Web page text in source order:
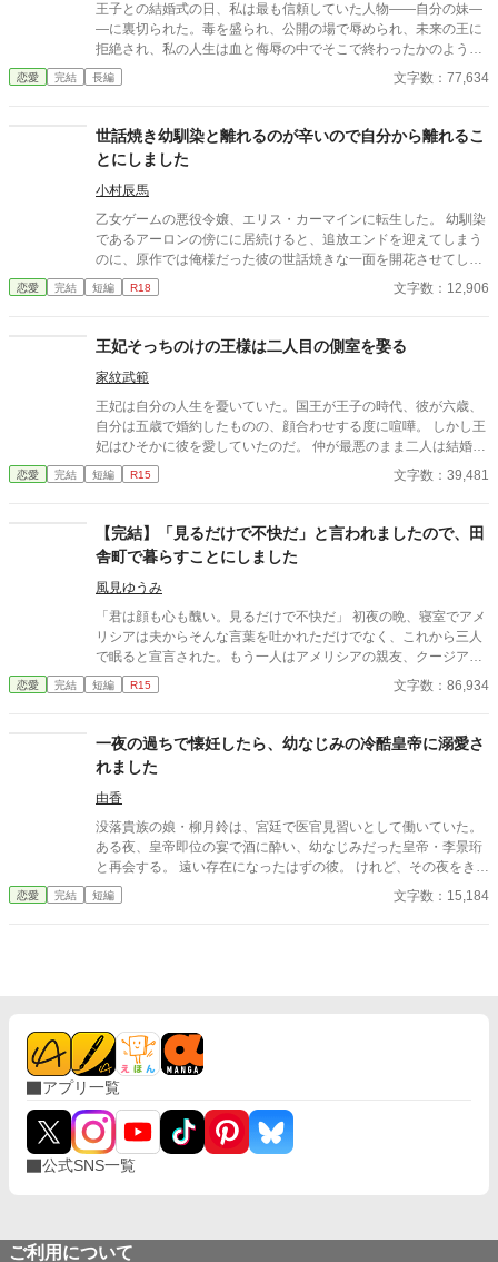
王子との結婚式の日、私は最も信頼していた人物――自分の妹―
―に裏切られた。毒を盛られ、公開の場で辱められ、未来の王に
拒絶され、私の人生は血と侮辱の中でそこで終わったかのように
思えた。しかし、死が私を迎えたとき、不可能なことが起きた―
―私は同じ回廊で、祭壇の前で目を覚まし、あらゆる涙、嘘、そ
得た私は、ただ一つの使命を持つ――真実を突き止め、奪われた
ものを取り戻し、私を破滅させた者たちにその代償を払わせる。
もはや、何も以前のままではない。何も許されない。
恋愛 完結 長編 文字数：77,634
世話焼き幼馴染と離れるのが辛いので自分から離れるこ
とにしました
小村辰馬
乙女ゲームの悪役令嬢、エリス・カーマインに転生した。 幼馴染
であるアーロンの傍にに居続けると、追放エンドを迎えてしまう
のに、原作では俺様だった彼の世話焼きな一面を開花させてしま
い、居心地の良い彼のそばを離れるのが辛くなってしまう。 なら
ば彼の代わりに男友達を作ろうと画策するがーー
恋愛 完結 短編 R18 文字数：12,906
王妃そっちのけの王様は二人目の側室を娶る
家紋武範
王妃は自分の人生を憂いていた。国王が王子の時代、彼が六歳、
自分は五歳で婚約したものの、顔合わせする度に喧嘩。 しかし王
妃はひそかに彼を愛していたのだ。 仲が最悪のまま二人は結婚
し、結婚生活が始まるが当然国王は王妃の部屋に来ることはな
い。 そればかりか国王は側室を持ち、さらに二人目の側室を王宮
恋愛 完結 短編 R15 文字数：39,481
【完結】「見るだけで不快だ」と言われましたので、田
舎町で暮らすことにしました
風見ゆうみ
「君は顔も心も醜い。見るだけで不快だ」 初夜の晩、寝室でアメ
リシアは夫からそんな言葉を吐かれただけでなく、これから三人
で眠ると宣言された。もう一人はアメリシアの親友、クージアだ
った。 アメリシアが夫のモレイブと婚約したのは七年前。親友と
出会ったのは十年前。 十年の友情は、結婚式を挙げた当日に失わ
は、どんなに辛くても両親の分も生きて幸せになると決め、そん
なに自分のことを見たくないのなら、モレイブと離婚し、彼と絶
対に会うことのない田舎町で暮らしていくことにした。 離婚届を
置いて去ったアメリシアは、田舎町で苦労しながらも、幸せを見
つけていくのだが、モレイブはあんなことを言っておきながら
も、アメリシアと離婚する気はなく――。
恋愛 完結 短編 R15 文字数：86,934
一夜の過ちで懐妊したら、幼なじみの冷酷皇帝に溺愛さ
れました
由香
没落貴族の娘・柳月鈴は、宮廷で医官見習いとして働いていた。
ある夜、皇帝即位の宴で酒に酔い、幼なじみだった皇帝・李景珩
と再会する。 遠い存在になったはずの彼。 けれど、その夜をきっ
かけに月鈴の運命は大きく動き出す。 冷酷と恐れられる皇帝が、
なぜか彼女だけには甘すぎて――。
恋愛 完結 短編 文字数：15,184
アプリ一覧
公式SNS一覧
ご利用について